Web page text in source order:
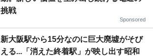
挑戦
Sponsored
新大阪駅から15分なのに巨大廃墟がそび
える...「消えた終着駅」が映し出す昭和